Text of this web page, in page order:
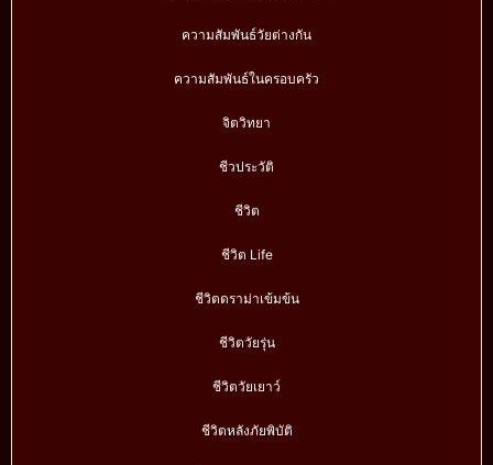
ความสัมพันธ์วัยต่างกัน
ความสัมพันธ์ในครอบครัว
จิตวิทยา
ชีวประวัติ
ชีวิต
ชีวิต Life
ชีวิตดราม่าเข้มข้น
ชีวิตวัยรุ่น
ชีวิตวัยเยาว์
ชีวิตหลังภัยพิบัติ